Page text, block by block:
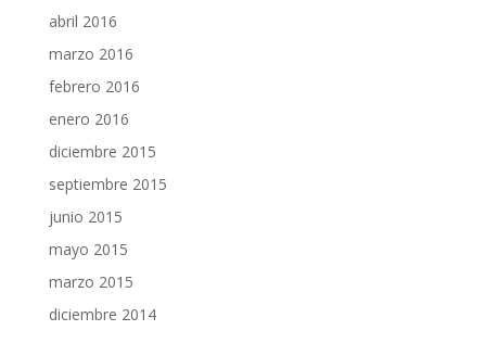
abril 2016
marzo 2016
febrero 2016
enero 2016
diciembre 2015
septiembre 2015
junio 2015
mayo 2015
marzo 2015
diciembre 2014